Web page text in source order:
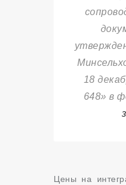
18
648» в
Цены на